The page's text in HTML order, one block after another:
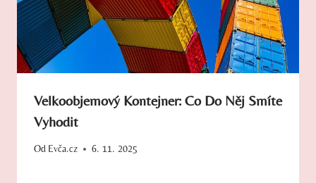
Velkoobjemový Kontejner: Co Do Něj Smíte
Vyhodit
Od Evča.cz 6. 11. 2025